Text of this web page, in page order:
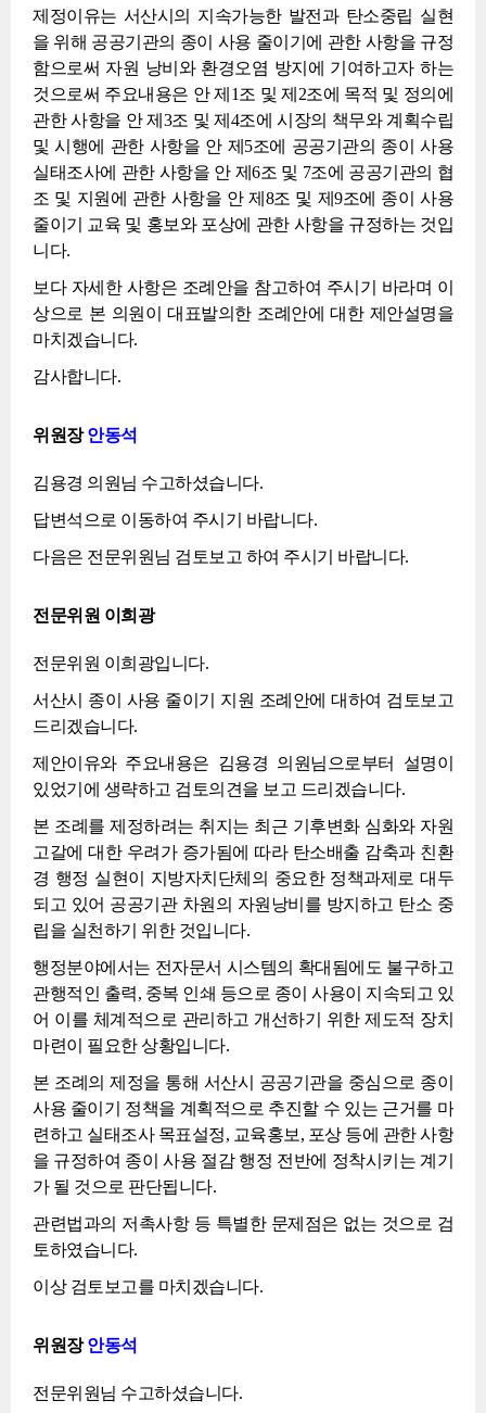
제정이유는 서산시의 지속가능한 발전과 탄소중립 실현
을 위해 공공기관의 종이 사용 줄이기에 관한 사항을 규정
함으로써 자원 낭비와 환경오염 방지에 기여하고자 하는
것으로써 주요내용은 안 제1조 및 제2조에 목적 및 정의에
관한 사항을 안 제3조 및 제4조에 시장의 책무와 계획수립
및 시행에 관한 사항을 안 제5조에 공공기관의 종이 사용
실태조사에 관한 사항을 안 제6조 및 7조에 공공기관의 협
조 및 지원에 관한 사항을 안 제8조 및 제9조에 종이 사용
줄이기 교육 및 홍보와 포상에 관한 사항을 규정하는 것입
니다.
보다 자세한 사항은 조례안을 참고하여 주시기 바라며 이
상으로 본 의원이 대표발의한 조례안에 대한 제안설명을
마치겠습니다.
감사합니다.
위원장안동석
김용경 의원님 수고하셨습니다.
답변석으로 이동하여 주시기 바랍니다.
다음은 전문위원님 검토보고 하여 주시기 바랍니다.
전문위원 이희광
전문위원 이희광입니다.
서산시 종이 사용 줄이기 지원 조례안에 대하여 검토보고
드리겠습니다.
제안이유와 주요내용은 김용경 의원님으로부터 설명이
있었기에 생략하고 검토의견을 보고 드리겠습니다.
본 조례를 제정하려는 취지는 최근 기후변화 심화와 자원
고갈에 대한 우려가 증가됨에 따라 탄소배출 감축과 친환
경 행정 실현이 지방자치단체의 중요한 정책과제로 대두
되고 있어 공공기관 차원의 자원낭비를 방지하고 탄소 중
립을 실천하기 위한 것입니다.
행정분야에서는 전자문서 시스템의 확대됨에도 불구하고
관행적인 출력, 중복 인쇄 등으로 종이 사용이 지속되고 있
어 이를 체계적으로 관리하고 개선하기 위한 제도적 장치
마련이 필요한 상황입니다.
본 조례의 제정을 통해 서산시 공공기관을 중심으로 종이
사용 줄이기 정책을 계획적으로 추진할 수 있는 근거를 마
련하고 실태조사 목표설정, 교육홍보, 포상 등에 관한 사항
을 규정하여 종이 사용 절감 행정 전반에 정착시키는 계기
가 될 것으로 판단됩니다.
관련법과의 저촉사항 등 특별한 문제점은 없는 것으로 검
토하였습니다.
이상 검토보고를 마치겠습니다.
위원장안동석
전문위원님 수고하셨습니다.